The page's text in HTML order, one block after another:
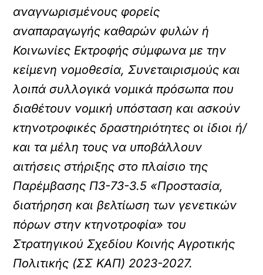
αναγνωρισμένους φορείς
αναπαραγωγής καθαρών φυλών ή
Κοινωνίες Εκτροφής σύμφωνα με την
κείμενη νομοθεσία, Συνεταιρισμούς και
λοιπά συλλογικά νομικά πρόσωπα που
διαθέτουν νομική υπόσταση και ασκούν
κτηνοτροφικές δραστηριότητες οι ίδιοι ή/
και τα μέλη τους να υποβάλλουν
αιτήσεις στήριξης στο πλαίσιο της
Παρέμβασης Π3-73-3.5 «Προστασία,
διατήρηση και βελτίωση των γενετικών
πόρων στην κτηνοτροφία» του
Στρατηγικού Σχεδίου Κοινής Αγροτικής
Πολιτικής (ΣΣ ΚΑΠ) 2023-2027.